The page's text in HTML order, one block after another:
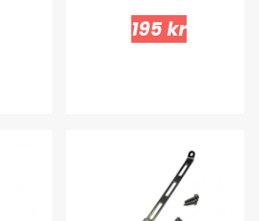
195 kr